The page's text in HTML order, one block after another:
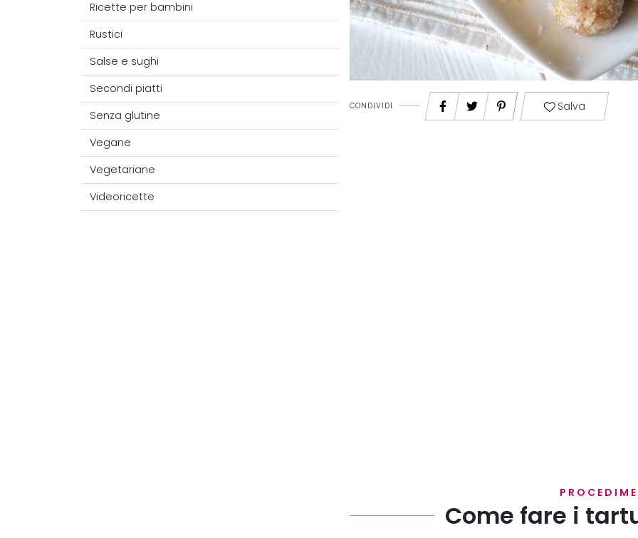
Ricette per bambini
Rustici
Salse e sughi
Secondi piatti
Senza glutine
Vegane
Vegetariane
Videoricette
CONDIVIDI Salva
Come fare i